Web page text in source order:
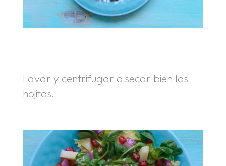
Lavar y centrifugar o secar bien las
hojitas.